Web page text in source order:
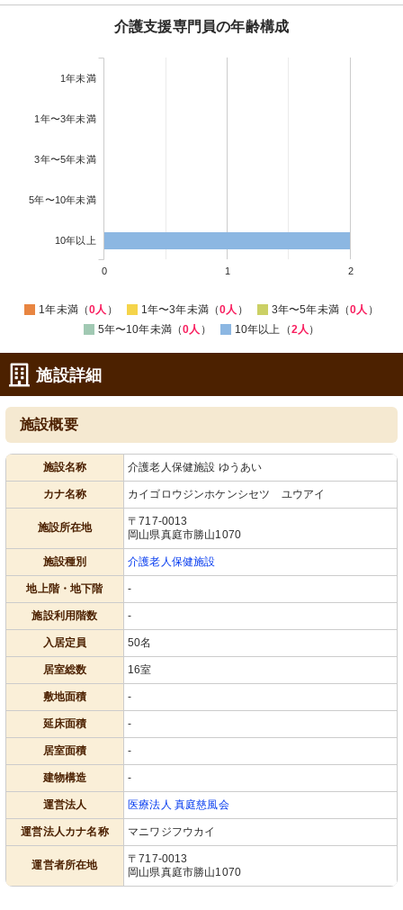
介護支援専門員の年齢構成
1年未満
1年〜3年未満
3年〜5年未満
5年〜10年未満
10年以上
0 1 2
1年未満（0人 ） 1年〜3年未満（0人 ） 3年〜5年未満（0人 ）
5年〜10年未満（0人 ） 10年以上（2人 ）
施設詳細
施設概要
施設名称 介護老人保健施設 ゆうあい
カナ名称 カイゴロウジンホケンシセツ ユウアイ
施設所在地
〒717-0013
岡山県真庭市勝山1070
施設種別 介護老人保健施設
地上階・地下階 -
施設利用階数 -
入居定員 50名
居室総数 16室
敷地面積 -
延床面積 -
居室面積 -
建物構造 -
運営法人 医療法人 真庭慈風会
運営法人カナ名称 マニワジフウカイ
運営者所在地
〒717-0013
岡山県真庭市勝山1070